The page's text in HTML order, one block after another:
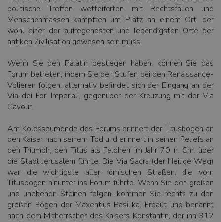
politische Treffen wetteiferten mit Rechtsfällen und
Menschenmassen kämpften um Platz an einem Ort, der
wohl einer der aufregendsten und lebendigsten Orte der
antiken Zivilisation gewesen sein muss.
Wenn Sie den Palatin bestiegen haben, können Sie das
Forum betreten, indem Sie den Stufen bei den Renaissance-
Volieren folgen, alternativ befindet sich der Eingang an der
Via dei Fori Imperiali, gegenüber der Kreuzung mit der Via
Cavour.
Am Kolosseumende des Forums erinnert der Titusbogen an
den Kaiser nach seinem Tod und erinnert in seinen Reliefs an
den Triumph, den Titus als Feldherr im Jahr 70 n. Chr. über
die Stadt Jerusalem führte. Die Via Sacra (der Heilige Weg)
war die wichtigste aller römischen Straßen, die vom
Titusbogen hinunter ins Forum führte. Wenn Sie den großen
und unebenen Steinen folgen, kommen Sie rechts zu den
großen Bögen der Maxentius-Basilika. Erbaut und benannt
nach dem Mitherrscher des Kaisers Konstantin, der ihn 312